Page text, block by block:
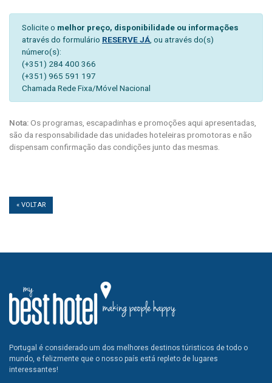
Solicite o melhor preço, disponibilidade ou informações
através do formulário RESERVE JÁ , ou através do(s)
número(s):
(+351) 284 400 366
(+351) 965 591 197
Chamada Rede Fixa/Móvel Nacional
Nota:Os programas, escapadinhas e promoções aqui apresentadas,
são da responsabilidade das unidades hoteleiras promotoras e não
dispensam confirmação das condições junto das mesmas.
« VOLTAR
Portugal é considerado um dos melhores destinos túristicos de todo o
mundo, e felizmente que o nosso país está repleto de lugares
interessantes!